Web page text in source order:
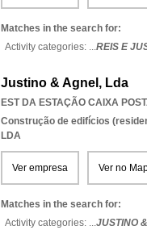
Matches in the search for:
Activity categories: ...REIS E
Justino & Agnel, Lda
EST DA ESTAÇÃO CAIXA
Construção de edifícios
LDA
Ver empresa Ver no
Matches in the search for:
Activity categories: ...JUSTINO